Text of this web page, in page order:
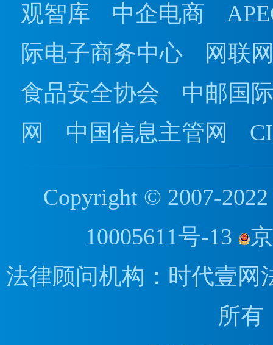
观智库
中企电商
际电子商务中心
网联
食品安全协会
中邮国
网
中国信息主管网
Copyright © 2007-
10005611号-13
法律顾问机构：时代壹
所有